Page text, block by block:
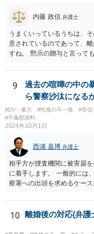
内藤 政信 弁護士
うまくいっているうちは、
意されているのであって、
すね。 黙示の贈与と言って
9
過去の喧嘩の中の
ら警察沙汰になる
#DV・暴力 #性格の不一致 #音信
#不倫慰謝料
2024年10月1日
西浦 嘉博 弁護士
相手方が捜査機関に被害届
に着手します。 一般的には
察署への出頭を求めるケー
具合などを実況見分調書で
針を決めた場合は検察庁に
10 離婚後の対応(弁護